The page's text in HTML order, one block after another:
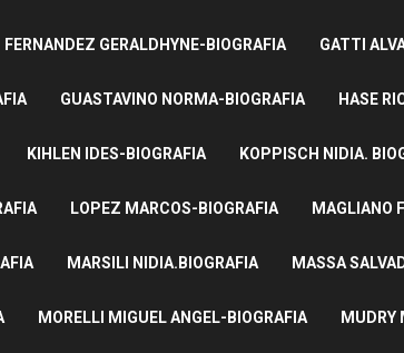
FERNANDEZ GERALDHYNE-BIOGRAFIA GATTI
GUASTAVINO NORMA-BIOGRAFIA HASE
KIHLEN IDES-BIOGRAFIA KOPPISCH NIDIA.
LOPEZ MARCOS-BIOGRAFIA MAGLIANO
MARSILI NIDIA.BIOGRAFIA MASSA
MORELLI MIGUEL ANGEL-BIOGRAFIA MUDRY